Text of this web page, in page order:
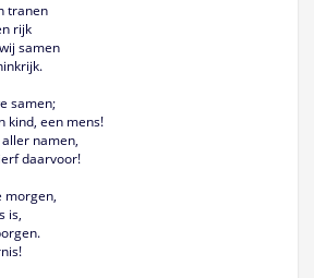
en tranen
rijk
samen
samen;
kind, een mens!
namen,
daarvoor!
morgen,
is,